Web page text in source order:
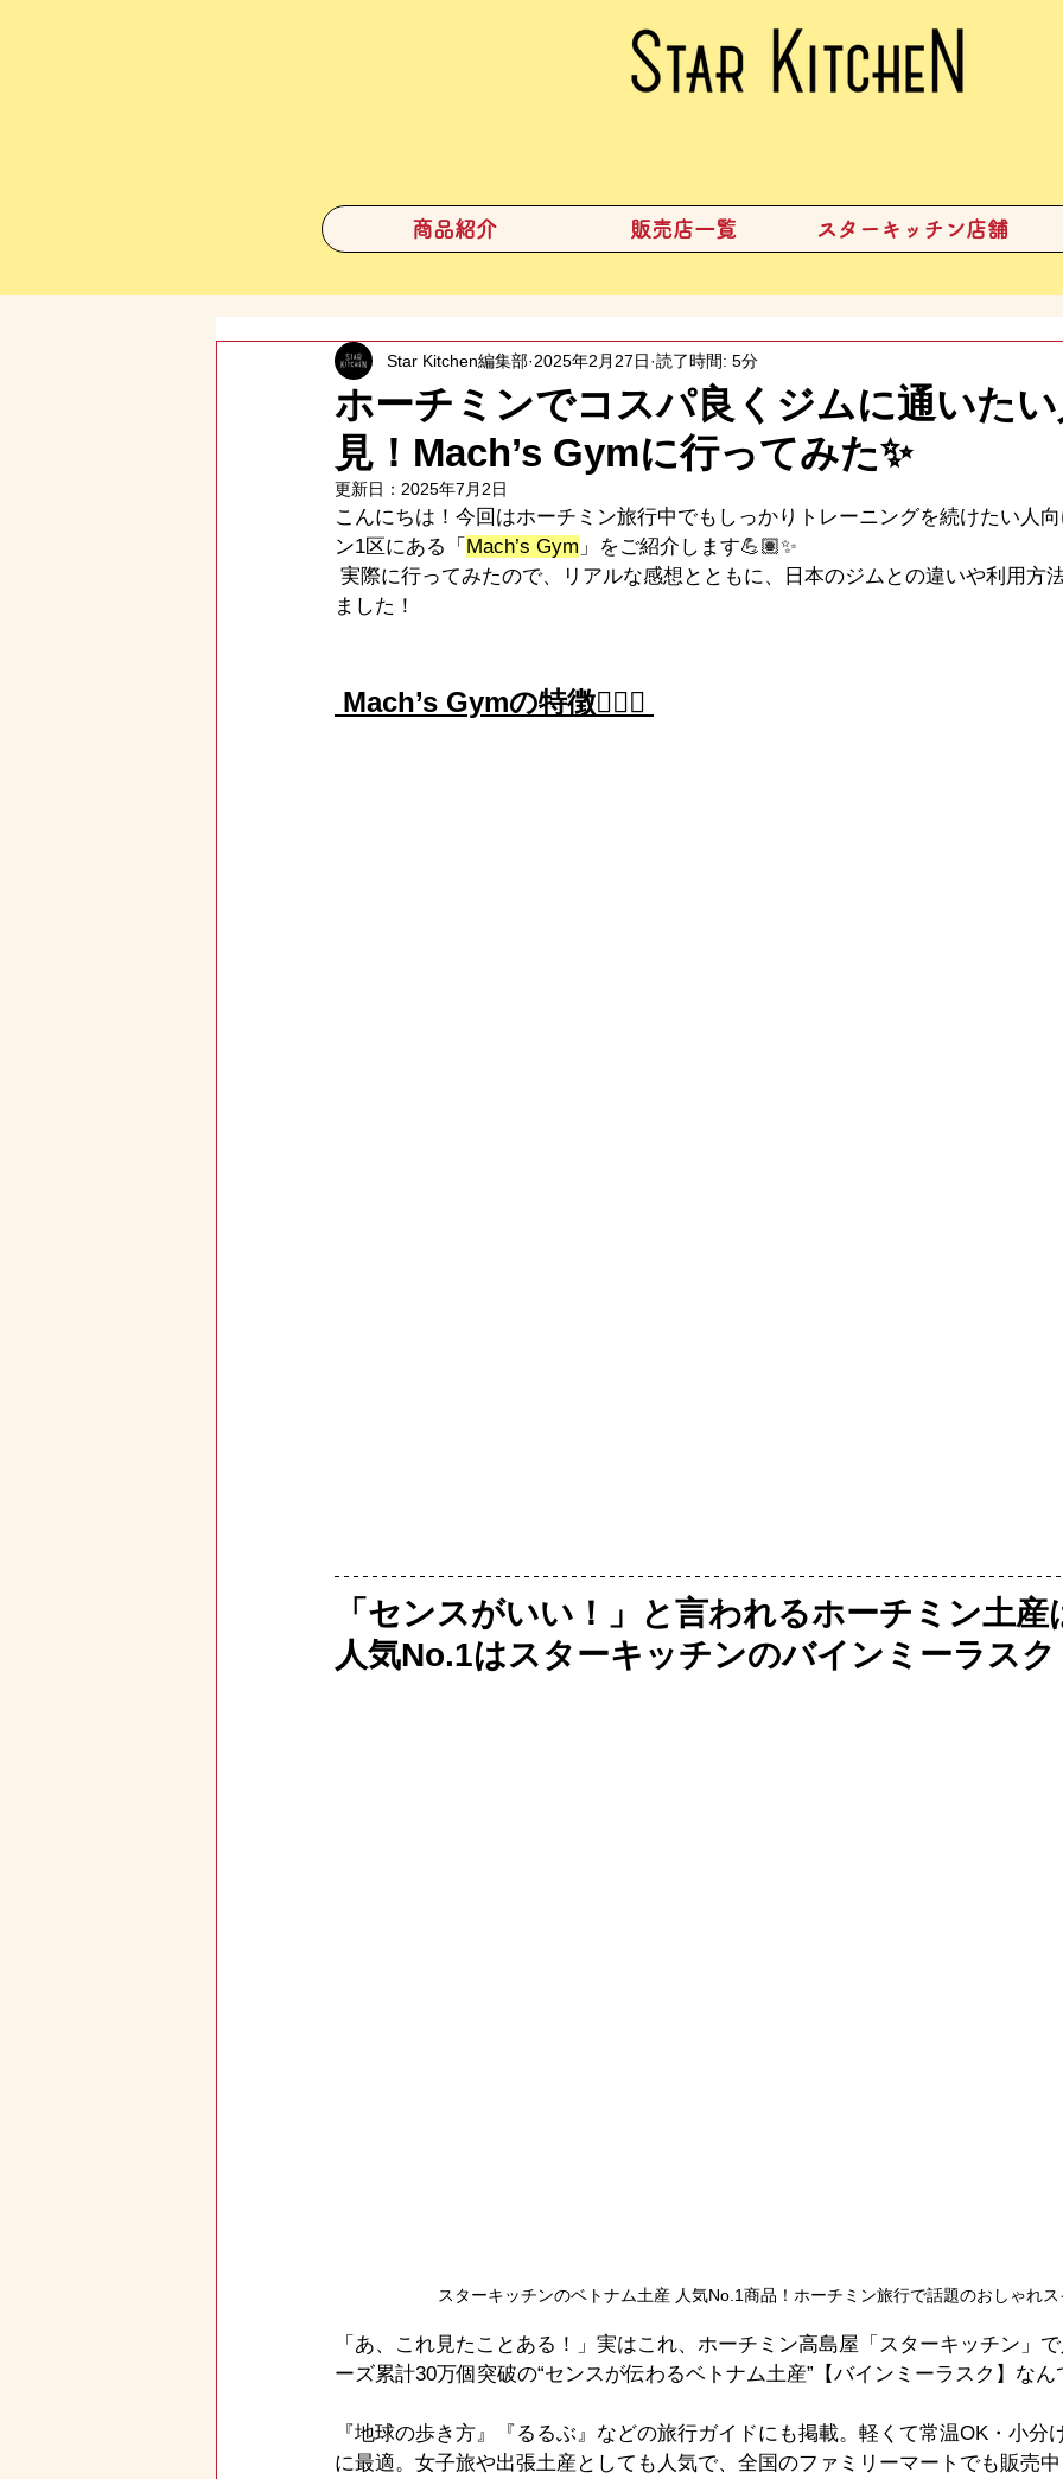
商品紹介 販売店一覧 スターキッチン店舗
ホーチミンでコスパ良くジムに通いた
見！Mach’s Gymに行ってみた✨
Star Kitchen編集部 2025年2月27日 読了時間: 5分
更新日： 2025年7月2日
こんにちは！今回はホーチミン旅行中でもしっかりトレーニングを続けたい人
ン1区にある「 Mach’s Gym 」をご紹介します💪🏽✨
実際に行ってみたので、リアルな感想とともに、日本のジムとの違いや利用方
ました！
Mach’s Gymの特徴🏋🏽‍♀️
「センスがいい！」と言われるホーチミン土産
人気No.1はスターキッチンのバインミーラスク
スターキッチンのベトナム土産 人気No.1商品！ホーチミン旅行で話題のおしゃれ
「あ、これ見たことある！」実はこれ、ホーチミン高島屋「スターキッチン」
ーズ累計30万個突破の“センスが伝わるベトナム土産”【バインミーラスク】なん
『地球の歩き方』『るるぶ』などの旅行ガイドにも掲載。軽くて常温OK・小分
に最適。女子旅や出張土産としても人気で、全国のファミリーマートでも販売